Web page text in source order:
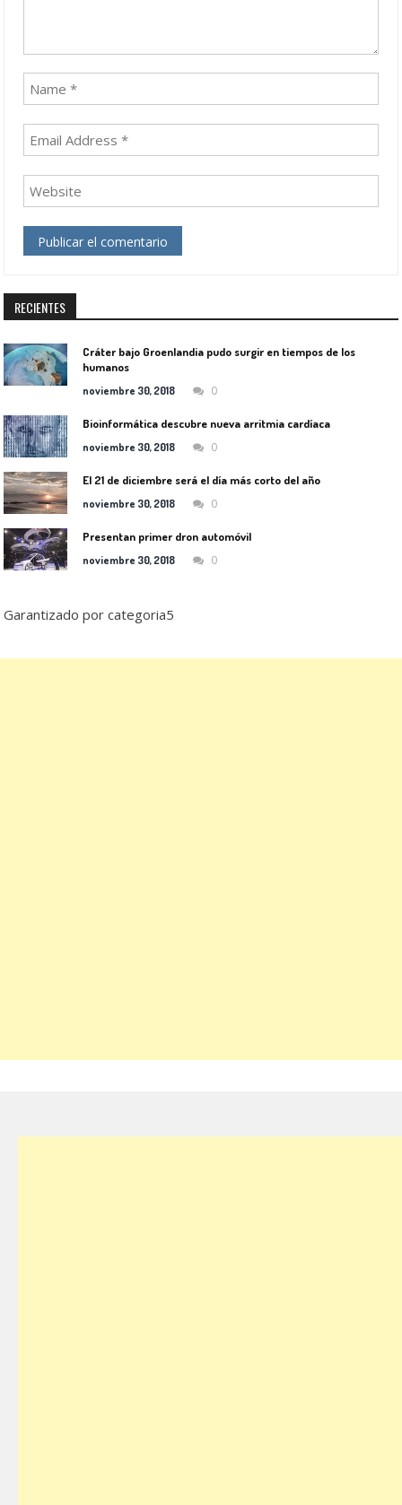
RECIENTES
Cráter bajo Groenlandia pudo surgir en tiempos de los
humanos
noviembre 30, 2018 0
Bioinformática descubre nueva arritmia cardíaca
noviembre 30, 2018 0
El 21 de diciembre será el día más corto del año
noviembre 30, 2018 0
Presentan primer dron automóvil
noviembre 30, 2018 0
Garantizado por categoria5